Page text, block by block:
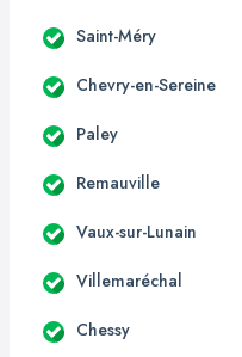
Saint-Méry
Chevry-en-Sereine
Paley
Remauville
Vaux-sur-Lunain
Villemaréchal
Chessy